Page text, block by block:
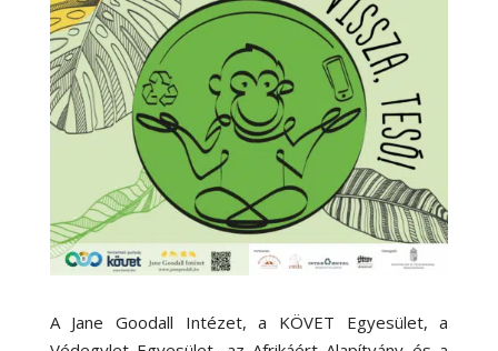
A Jane Goodall Intézet, a KÖVET Egyesület, a